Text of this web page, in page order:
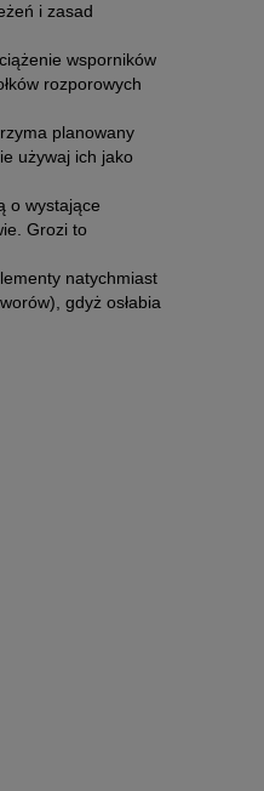
i zasad
wsporników
rozporowych
planowany
używaj ich jako
o wystające
Grozi to
natychmiast
gdyż osłabia